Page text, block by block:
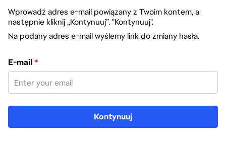
Wprowadź adres e-mail powiązany z Twoim kontem, a
następnie kliknij „Kontynuuj”. "Kontynuuj".
Na podany adres e-mail wyślemy link do zmiany hasła.
Zresetuj hasło za pomocą adresu e-mail
E-mail*
Kontynuuj